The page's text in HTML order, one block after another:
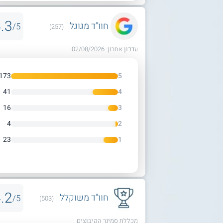
חוו"ד מגוגל (257)
5/
עדכון אחרון: 02/08/2026
5
4
41
3
16
2
4
1
23
חוו"ד משוקלל (503)
5/
מכללת סמינר הקיבוצים